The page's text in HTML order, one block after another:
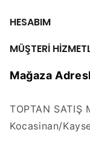
HESABIM
MÜŞTERİ
Mağaza
TOPTAN SATIŞ
Kocasinan/